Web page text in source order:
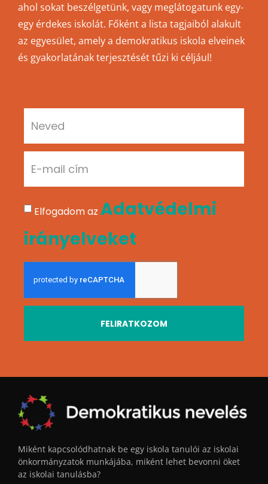
ahol sokat beszélgetünk, vagy meglátogatunk egy-
egy érdekes iskolát. Főként a lista tagjaiból alakult
az egyesület, amely a demokratikus iskola elveinek
és gyakorlatának terjesztését tűzi ki céljául!
Elfogadom az Adatvédelmi
irányelveket
FELIRATKOZOM
Miként kapcsolódhatnak be egy iskola tanulói az iskolai
önkormányzatok munkájába, miként lehet bevonni öket
az iskolai tanulásba?